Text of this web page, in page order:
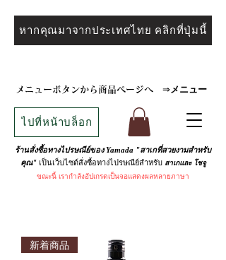
หากคุณมาจากประเทศไทย คลิกที่ปุ่มนี้
メニューボタンから商品ページへ ⇒ メニュー
ไปที่หน้าบล็อก
ร้านสั่งซื้อทางไปรษณีย์ของ Yamada "สาเกที่สวยงามสำหรับ
คุณ"เป็นเว็บไซต์สั่งซื้อทางไปรษณีย์สำหรับ สาเกและ โชจู
ขณะนี้ เรากำลังอัปเกรดเป็นจอแสดงผลหลายภาษา
新着商品